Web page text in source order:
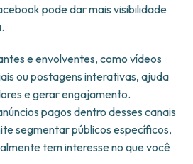
pode dar mais visibilidade
e envolventes, como vídeos
ou postagens interativas, ajuda
e gerar engajamento.
pagos dentro desses canais
segmentar públicos específicos,
tem interesse no que você